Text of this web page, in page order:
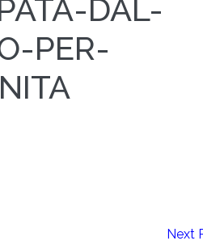
DAL-
PER-
Next